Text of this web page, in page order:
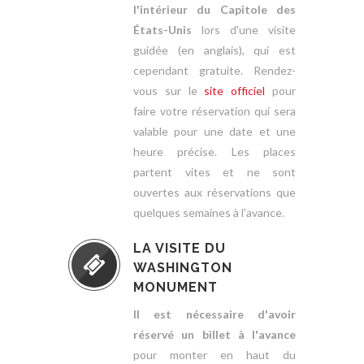
l'intérieur du Capitole des
États-Unis lors d'une visite
guidée (en anglais), qui est
cependant gratuite. Rendez-
vous sur le site officiel pour
faire votre réservation qui sera
valable pour une date et une
heure précise. Les places
partent vites et ne sont
ouvertes aux réservations que
quelques semaines à l'avance.
LA VISITE DU
WASHINGTON
MONUMENT
Il est nécessaire d'avoir
réservé un billet à l'avance
pour monter en haut du